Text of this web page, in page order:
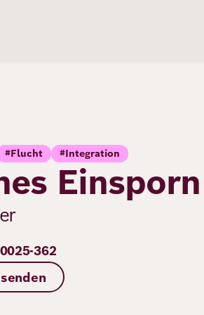
#Flucht #Integration
Einsporn
362